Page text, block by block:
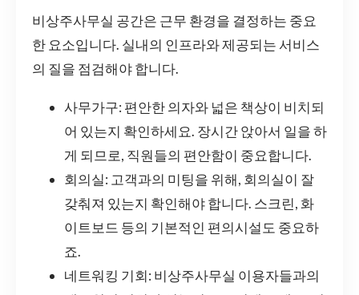
비상주사무실 공간은 근무 환경을 결정하는 중요
한 요소입니다. 실내의 인프라와 제공되는 서비스
의 질을 점검해야 합니다.
사무가구: 편안한 의자와 넓은 책상이 비치되
어 있는지 확인하세요. 장시간 앉아서 일을 하
게 되므로, 직원들의 편안함이 중요합니다.
회의실: 고객과의 미팅을 위해, 회의실이 잘
갖춰져 있는지 확인해야 합니다. 스크린, 화
이트보드 등의 기본적인 편의시설도 중요하
죠.
네트워킹 기회: 비상주사무실 이용자들과의